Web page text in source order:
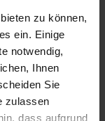
zu können,
ein. Einige
notwendig,
Ihnen
Sie
zulassen
dass aufgrund